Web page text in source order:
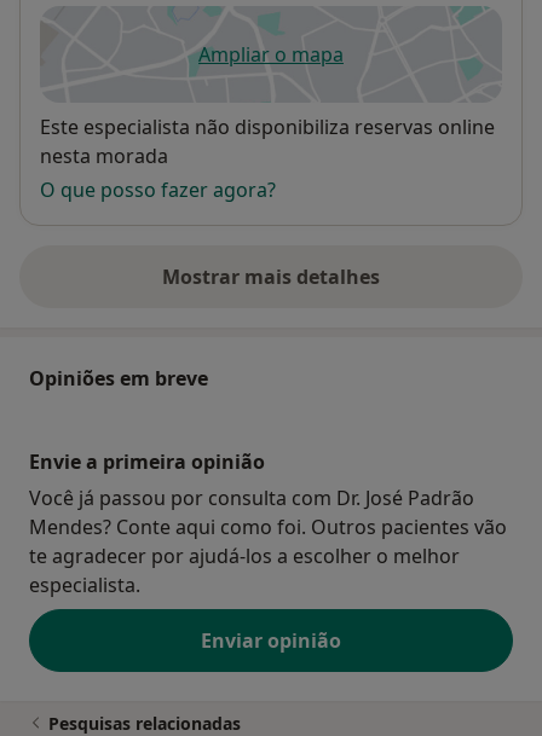
Ampliar o mapaabre num novo separador
Disponibilidade
Este especialista não disponibiliza reservas online
nesta morada
O que posso fazer agora?
Mostrar mais detalhes
sobre o endereço
Opiniões em breve
Envie a primeira opinião
Você já passou por consulta com Dr. José Padrão
Mendes? Conte aqui como foi. Outros pacientes vão
te agradecer por ajudá-los a escolher o melhor
especialista.
Enviar opinião
Pesquisas relacionadas